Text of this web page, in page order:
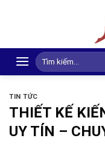
Search
for:
TIN TỨC
THIẾT KẾ
UY TÍN –